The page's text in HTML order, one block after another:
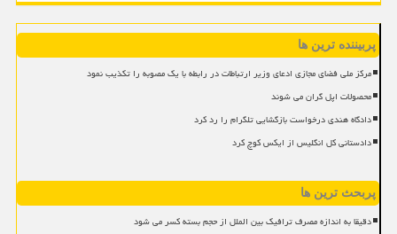
پربیننده ترین ها
مرکز ملی فضای مجازی ادعای وزیر ارتباطات در رابطه با یک مصوبه را تکذیب نمود
محصولات اپل گران می شوند
دادگاه هندی درخواست بازگشایی تلگرام را رد کرد
دادستانی کل انگلیس از ایکس کوچ کرد
پربحث ترین ها
دقیقا به اندازه مصرف ترافیک بین الملل از حجم بسته کسر می شود